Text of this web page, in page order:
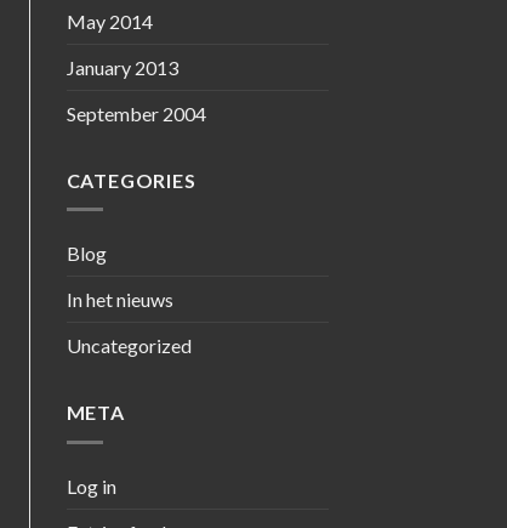
May 2014
January 2013
September 2004
CATEGORIES
Blog
In het nieuws
Uncategorized
META
Log in